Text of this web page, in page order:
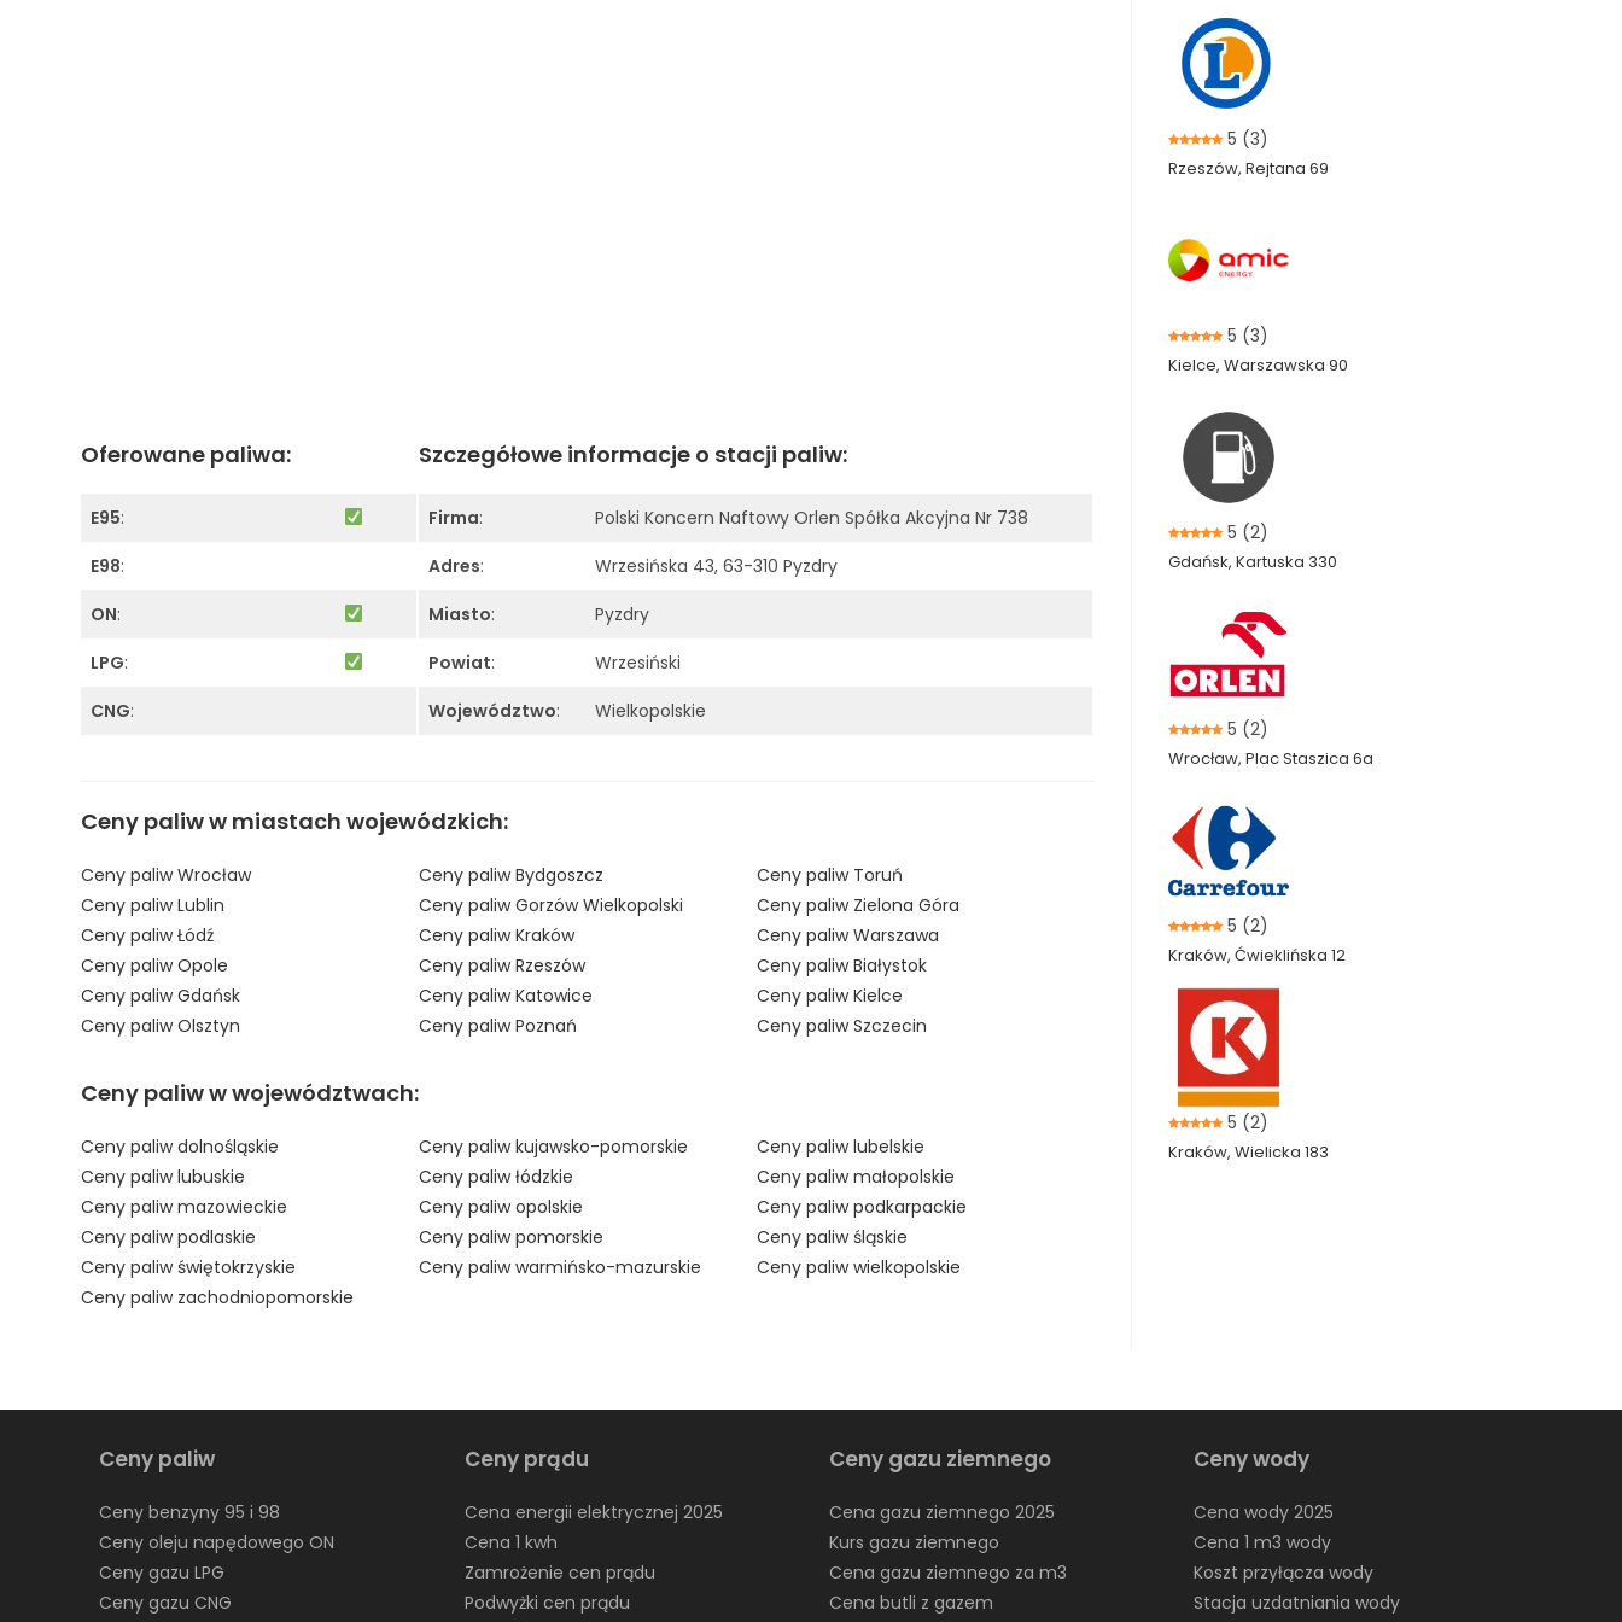
Oferowane paliwa:
E95:
E98:
ON:
LPG:
CNG:
Szczegółowe informacje o stacji paliw:
Firma:
Polski Koncern Naftowy Orlen Spółka Akcyjna Nr 738
Adres:
Wrzesińska 43, 63-310 Pyzdry
Miasto:
Pyzdry
Powiat:
Wrzesiński
Województwo: Wielkopolskie
Ceny paliw w miastach wojewódzkich:
Ceny paliw Wrocław Ceny paliw Bydgoszcz
Ceny paliw Toruń
Ceny paliw Lublin
Ceny paliw Gorzów Wielkopolski
Ceny paliw Zielona Góra
Ceny paliw Łódź
Ceny paliw Kraków
Ceny paliw Warszawa
Ceny paliw Opole
Ceny paliw Rzeszów
Ceny paliw Białystok
Ceny paliw Gdańsk
Ceny paliw Katowice
Ceny paliw Kielce
Ceny paliw Olsztyn
Ceny paliw Poznań Ceny paliw Szczecin
Ceny paliw w województwach:
Ceny paliw dolnośląskie Ceny paliw kujawsko-pomorskie
Ceny paliw lubelskie
Ceny paliw lubuskie
Ceny paliw łódzkie
Ceny paliw małopolskie
Ceny paliw mazowieckie
Ceny paliw opolskie
Ceny paliw podkarpackie
Ceny paliw podlaskie
Ceny paliw pomorskie
Ceny paliw śląskie
Ceny paliw świętokrzyskie
Ceny paliw warmińsko-mazurskie
Ceny paliw wielkopolskie
Ceny paliw zachodniopomorskie
5 (3)
Rzeszów, Rejtana 69
5 (3)
Kielce, Warszawska 90
5 (2)
Gdańsk, Kartuska 330
5 (2)
Wrocław, Plac Staszica 6a
5 (2)
Kraków, Ćwieklińska 12
5 (2)
Kraków, Wielicka 183
Ceny paliw
Ceny benzyny 95 i 98
Ceny oleju napędowego ON
Ceny gazu LPG
Ceny gazu CNG
Ceny prądu
Cena energii elektrycznej 2025
Cena 1 kwh
Zamrożenie cen prądu
Podwyżki cen prądu
Ceny gazu ziemnego
Cena gazu ziemnego 2025
Kurs gazu ziemnego
Cena gazu ziemnego za m3
Cena butli z gazem
Ceny wody
Cena wody 2025
Cena 1 m3 wody
Koszt przyłącza wody
Stacja uzdatniania wody